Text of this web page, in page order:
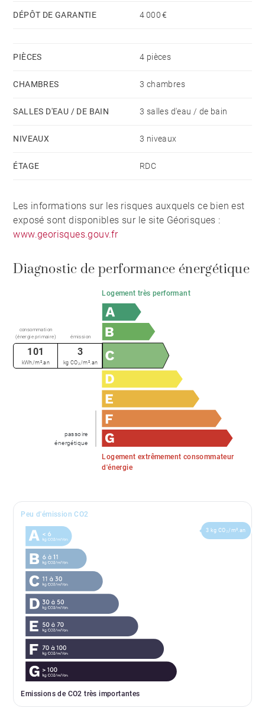
30€ (TOM)
système de chauffage
Honoraires locataire : Bail Alur : 13€/m² dont 3€/m²
DÉPÔT DE GARANTIE 4 000 €
PIÈCES 4 pièces
CHAMBRES 3 chambres
SALLES D'EAU / DE BAIN 3 salles d'eau / de bain
NIVEAUX 3 niveaux
ÉTAGE RDC
Les informations sur les risques auxquels ce bien est
exposé sont disponibles sur le site Géorisques :
www.georisques.gouv.fr
Diagnostic de performance énergétique
Logement très performant
Logement extrêmement consommateur
d'énergie
passoire
énergétique
consommation
(énergie primaire)
émission
101
kWh/m².an
3
kg CO₂/m².an
Peu d'émission CO2
Emissions de CO2 très importantes
3 kg CO₂/m².an